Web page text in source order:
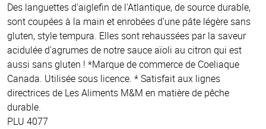
Des languettes d'aiglefin de l'Atlantique, de source durable,
sont coupées à la main et enrobées d'une pâte légère sans
gluten, style tempura. Elles sont rehaussées par la saveur
acidulée d'agrumes de notre sauce aïoli au citron qui est
aussi sans gluten ! *Marque de commerce de Coeliaque
Canada. Utilisée sous licence. * Satisfait aux lignes
directrices de Les Aliments M&M en matière de pêche
durable.
PLU 4077